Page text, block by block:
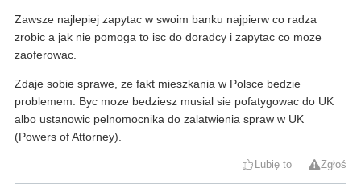
Zawsze najlepiej zapytac w swoim banku najpierw co radza
zrobic a jak nie pomoga to isc do doradcy i zapytac co moze
zaoferowac.
Zdaje sobie sprawe, ze fakt mieszkania w Polsce bedzie
problemem. Byc moze bedziesz musial sie pofatygowac do UK
albo ustanowic pelnomocnika do zalatwienia spraw w UK
(Powers of Attorney).
Lubię to Zgłoś